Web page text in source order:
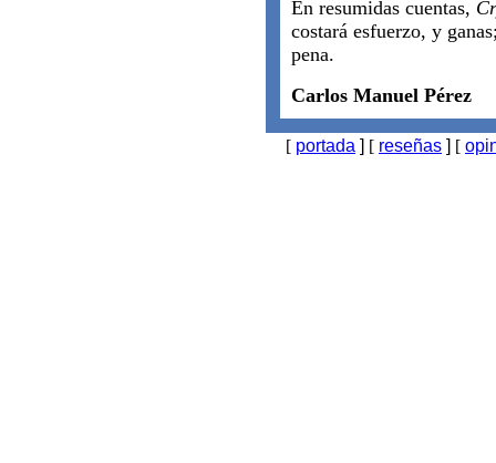
En resumidas cuentas,
costará esfuerzo, y
pena.
Carlos Manuel Pérez
[ portada ] [ reseñas ] [